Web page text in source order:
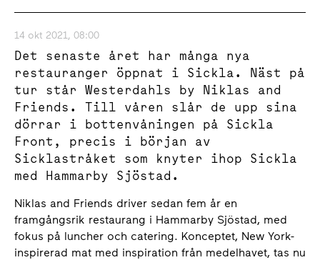
14 okt 2021, 08:00
Det senaste året har många nya
restauranger öppnat i Sickla. Näst på
tur står Westerdahls by Niklas and
Friends. Till våren slår de upp sina
dörrar i bottenvåningen på Sickla
Front, precis i början av
Sicklastråket som knyter ihop Sickla
med Hammarby Sjöstad.
Niklas and Friends driver sedan fem år en
framgångsrik restaurang i Hammarby Sjöstad, med
fokus på luncher och catering. Konceptet, New York-
inspirerad mat med inspiration från medelhavet, tas nu